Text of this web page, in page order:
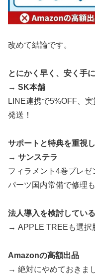
改めて結論です。
とにかく早く、安く手
→ SK本舗
LINE連携で5%OFF、
発送！
サポートと特典を重視し
→ サンステラ
フィラメント4巻プレ
パーツ国内常備で修理も
法人導入を検討している
→ APPLE TREEも選択
Amazonの高額出品
→ 絶対にやめておきま